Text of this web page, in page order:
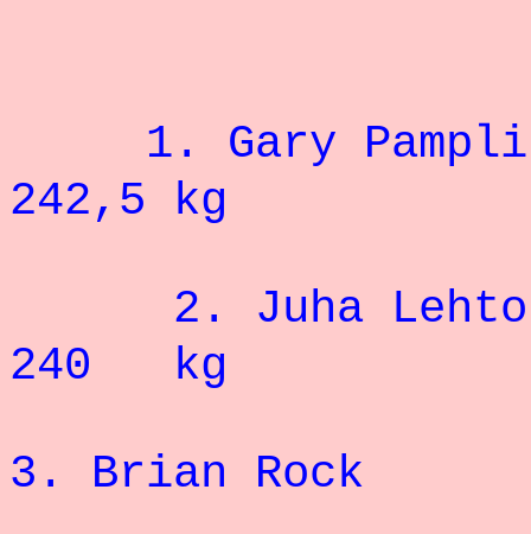
1. Gary
242,5 kg
2.
240 kg
3. Brian Rock